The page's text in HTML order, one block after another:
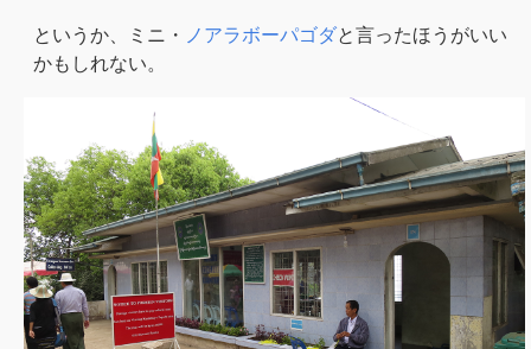
というか、ミニ・ ノアラボーパゴダと言ったほうがいい
かもしれない。